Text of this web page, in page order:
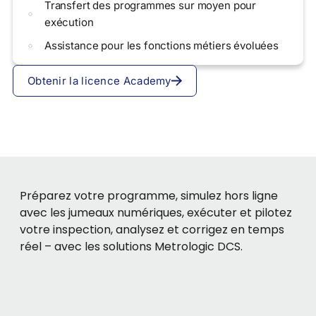
Transfert des programmes sur moyen pour
exécution
Assistance pour les fonctions métiers évoluées
Obtenir la licence Academy
Préparez votre programme, simulez hors ligne
avec les jumeaux numériques, exécuter et pilotez
votre inspection, analysez et corrigez en temps
réel – avec les solutions Metrologic DCS.